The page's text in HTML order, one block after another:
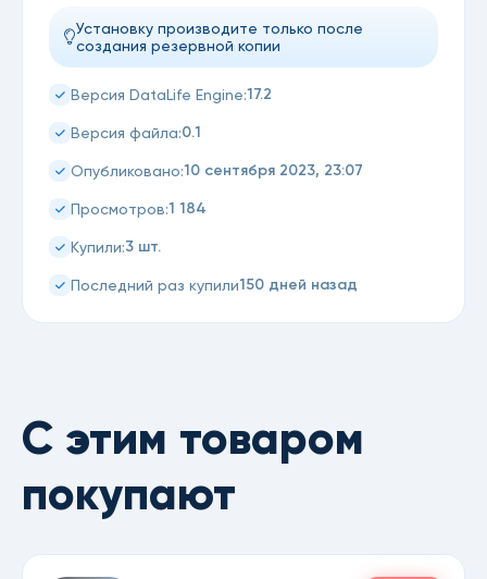
Установку производите только после
создания резервной копии
Версия DataLife Engine:17.2
Версия файла:0.1
Опубликовано:10 сентября 2023, 23:07
Просмотров:1 184
Купили:3 шт.
Последний раз купили150 дней назад
С этим товаром
покупают